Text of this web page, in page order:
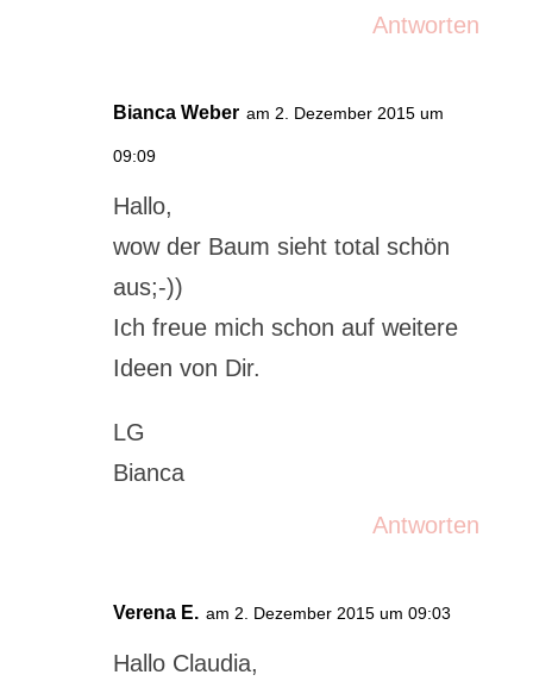
Antworten
Bianca Weber am 2. Dezember 2015 um
09:09
Hallo,
wow der Baum sieht total schön
aus;-))
Ich freue mich schon auf weitere
Ideen von Dir.
LG
Bianca
Antworten
Verena E. am 2. Dezember 2015 um 09:03
Hallo Claudia,